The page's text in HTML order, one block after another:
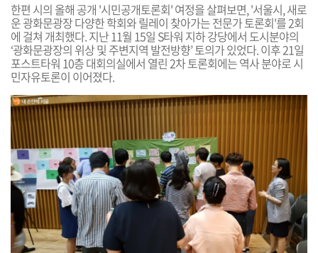
한편 시의 올해 공개 '시민공개토론회' 여정을 살펴보면, '서울시, 새로
운 광화문광장 다양한 학회와 릴레이 찾아가는 전문가 토론회'를 2회
에 걸쳐 개최했다. 지난 11월 15일 S타워 지하 강당에서 도시분야의
‘광화문광장의 위상 및 주변지역 발전방향’ 토의가 있었다. 이후 21일
포스트타워 10층 대회의실에서 열린 2차 토론회에는 역사 분야로 시
민자유토론이 이어졌다.